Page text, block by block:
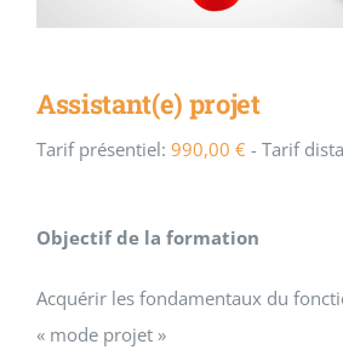
Assistant(e) projet
Tarif présentiel: 990,00 € - Tarif
Objectif de la formation
Acquérir les fondamentaux du
« mode projet »